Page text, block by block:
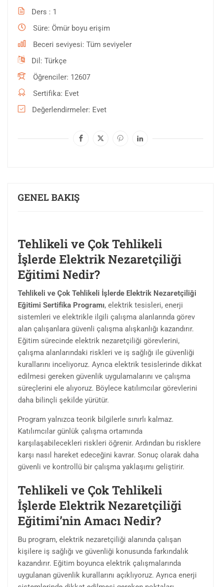
GENEL BAKIŞ
Tehlikeli ve Çok Tehlikeli
İşlerde Elektrik Nezaretçiliği
Eğitimi Nedir?
Tehlikeli ve Çok Tehlikeli İşlerde Elektrik Nezaretçiliği
Eğitimi Sertifika Programı, elektrik tesisleri, enerji
sistemleri ve elektrikle ilgili çalışma alanlarında görev
alan çalışanlara güvenli çalışma alışkanlığı kazandırır.
Eğitim sürecinde elektrik nezaretçiliği görevlerini,
çalışma alanlarındaki riskleri ve iş sağlığı ile güvenliği
kurallarını inceliyoruz. Ayrıca elektrik tesislerinde dikkat
edilmesi gereken güvenlik uygulamalarını ve çalışma
süreçlerini ele alıyoruz. Böylece katılımcılar görevlerini
daha bilinçli şekilde yürütür.
Program yalnızca teorik bilgilerle sınırlı kalmaz.
Katılımcılar günlük çalışma ortamında
karşılaşabilecekleri riskleri öğrenir. Ardından bu risklere
karşı nasıl hareket edeceğini kavrar. Sonuç olarak daha
güvenli ve kontrollü bir çalışma yaklaşımı geliştirir.
Tehlikeli ve Çok Tehlikeli
İşlerde Elektrik Nezaretçiliği
Eğitimi’nin Amacı Nedir?
Bu program, elektrik nezaretçiliği alanında çalışan
kişilere iş sağlığı ve güvenliği konusunda farkındalık
kazandırır. Eğitim boyunca elektrik çalışmalarında
uygulanan güvenlik kurallarını açıklıyoruz. Ayrıca enerji
Ders
1
Süre Ömür boyu erişim
Beceri seviyesi Tüm seviyeler
Dil
Türkçe
Öğrenciler 12607
Sertifika Evet
Değerlendirmeler Evet